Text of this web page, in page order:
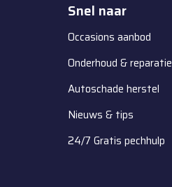
Snel naar
Occasions aanbod
Onderhoud & reparatie
Autoschade herstel
Nieuws & tips
24/7 Gratis pechhulp